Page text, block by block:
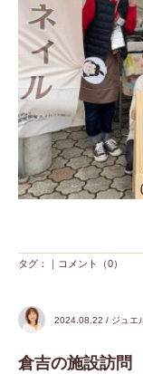
タグ：｜ コメント（0）
2024.08.22 / ジュエ
倉吉の施設訪問